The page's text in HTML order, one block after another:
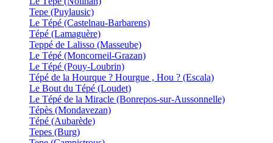
Tepe (Puylausic)
Le Tépé (Castelnau-Barbarens)
Tépé (Lamaguère)
Teppé de Lalisso (Masseube)
Le Tépé (Moncorneil-Grazan)
Le Tépé (Pouy-Loubrin)
Tépé de la Hourque ? Hourgue , Hou ? (Escala)
Le Bout du Tépé (Loudet)
Le Tépé de la Miracle (Bonrepos-sur-Aussonnelle)
Tépès (Mondavezan)
Tépé (Aubarède)
Tepes (Burg)